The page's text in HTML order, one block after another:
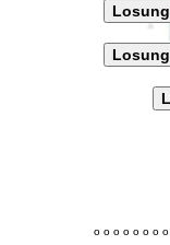
o o o o o o o o